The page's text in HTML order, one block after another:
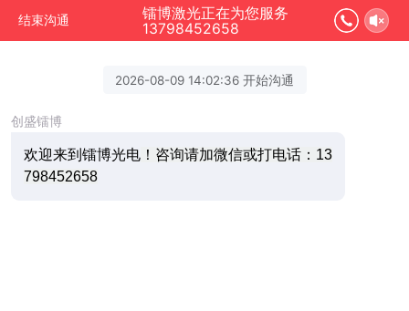
结束沟通
镭博激光正在为您服务
13798452658
2026-08-09 14:02:36 开始沟通
创盛镭博
欢迎来到镭博光电！咨询请加微信或打电话：13
798452658